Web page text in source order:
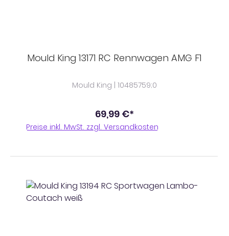
Mould King 13171 RC Rennwagen AMG F1
Mould King | 10485759;0
69,99 €*
Preise inkl. MwSt. zzgl. Versandkosten